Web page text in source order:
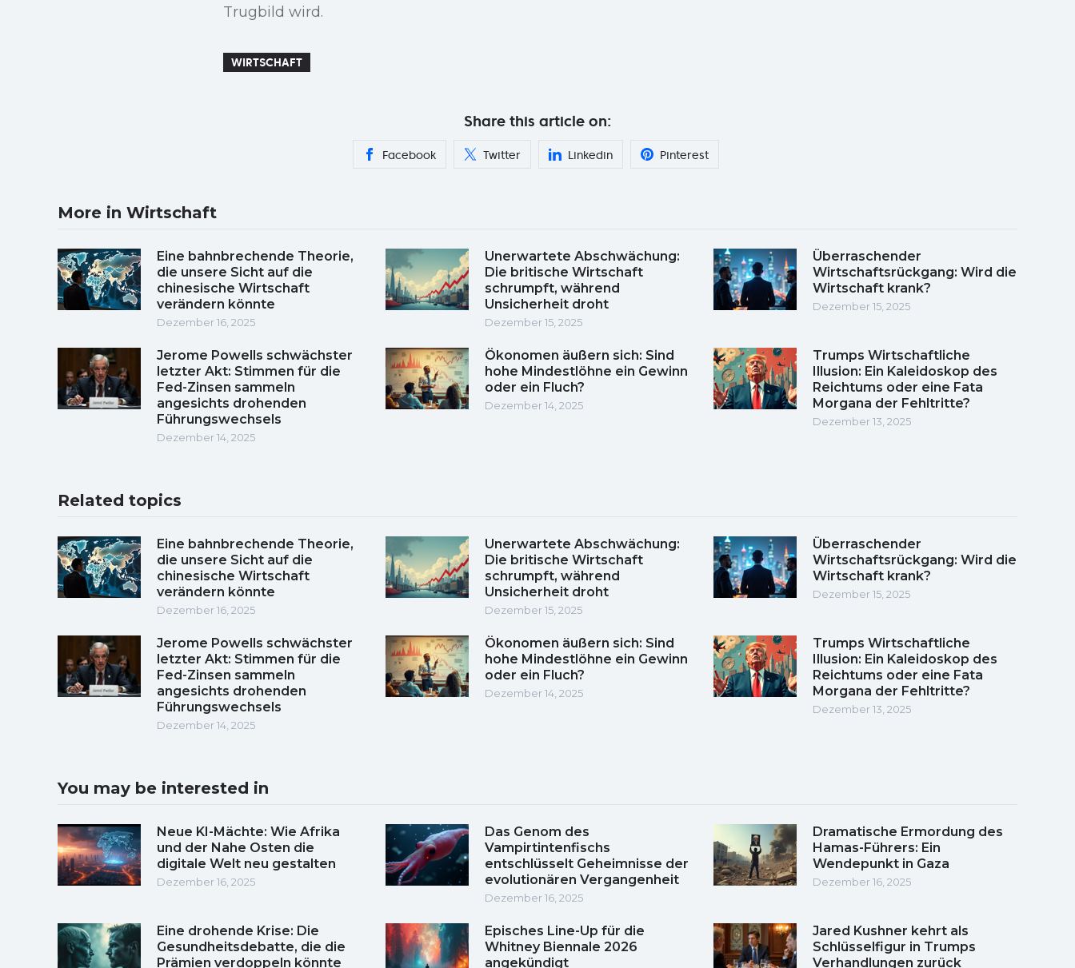
Trugbild wird.
WIRTSCHAFT
Share this article on:
Facebook Twitter Linkedin Pinterest
More in Wirtschaft
Eine bahnbrechende Theorie,
die unsere Sicht auf die
chinesische Wirtschaft
verändern könnte
Dezember 16, 2025
Unerwartete Abschwächung:
Die britische Wirtschaft
schrumpft, während
Unsicherheit droht
Dezember 15, 2025
Überraschender
Wirtschaftsrückgang: Wird die
Wirtschaft krank?
Dezember 15, 2025
Jerome Powells schwächster
letzter Akt: Stimmen für die
Fed-Zinsen sammeln
angesichts drohenden
Führungswechsels
Dezember 14, 2025
Ökonomen äußern sich: Sind
hohe Mindestlöhne ein Gewinn
oder ein Fluch?
Dezember 14, 2025
Trumps Wirtschaftliche
Illusion: Ein Kaleidoskop des
Reichtums oder eine Fata
Morgana der Fehltritte?
Dezember 13, 2025
Related topics
Eine bahnbrechende Theorie,
die unsere Sicht auf die
chinesische Wirtschaft
verändern könnte
Dezember 16, 2025
Unerwartete Abschwächung:
Die britische Wirtschaft
schrumpft, während
Unsicherheit droht
Dezember 15, 2025
Überraschender
Wirtschaftsrückgang: Wird die
Wirtschaft krank?
Dezember 15, 2025
Jerome Powells schwächster
letzter Akt: Stimmen für die
Fed-Zinsen sammeln
angesichts drohenden
Führungswechsels
Dezember 14, 2025
Ökonomen äußern sich: Sind
hohe Mindestlöhne ein Gewinn
oder ein Fluch?
Dezember 14, 2025
Trumps Wirtschaftliche
Illusion: Ein Kaleidoskop des
Reichtums oder eine Fata
Morgana der Fehltritte?
Dezember 13, 2025
You may be interested in
Neue KI-Mächte: Wie Afrika
und der Nahe Osten die
digitale Welt neu gestalten
Dezember 16, 2025
Das Genom des
Vampirtintenfischs
entschlüsselt Geheimnisse der
evolutionären Vergangenheit
Dezember 16, 2025
Dramatische Ermordung des
Hamas-Führers: Ein
Wendepunkt in Gaza
Dezember 16, 2025
Eine drohende Krise: Die
Gesundheitsdebatte, die die
Prämien verdoppeln könnte
Episches Line-Up für die
Whitney Biennale 2026
angekündigt
Jared Kushner kehrt als
Schlüsselfigur in Trumps
Verhandlungen zurück